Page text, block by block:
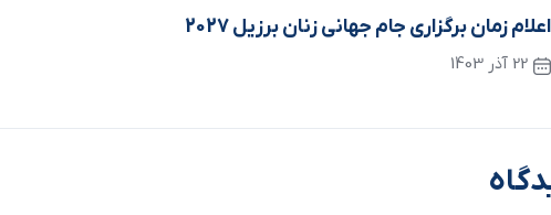
اعلام زمان برگزاری جام جهانی زنان برزیل 2027
22 آذر 1403